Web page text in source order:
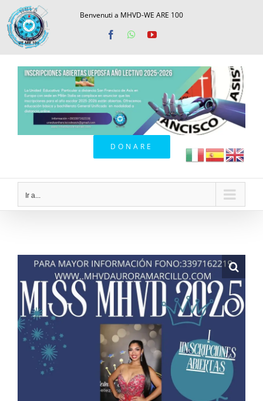
Saltar
contenido
Benvenuti a MHVD-WE ARE 100
FacebookWhatsAppYouTube
DONARE
Ir a...